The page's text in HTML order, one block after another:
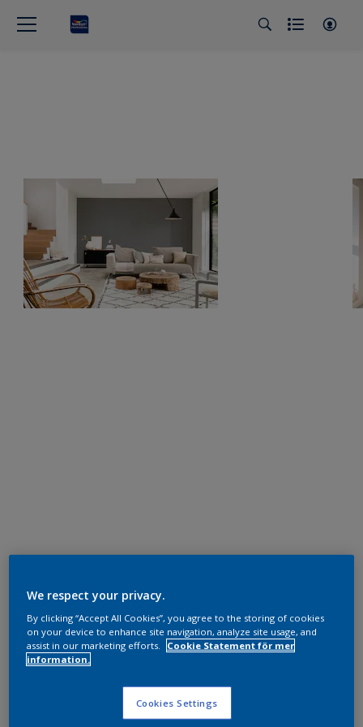
We respect your privacy.
By clicking “Accept All Cookies”, you agree to the storing of cookies
on your device to enhance site navigation, analyze site usage, and
assist in our marketing efforts.
Cookie Statement för mer
information.
Cookies Settings